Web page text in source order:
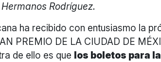
Rodríguez.
ha recibido con entusiasmo la
PREMIO DE LA CIUDAD DE
de ello es que los boletos para